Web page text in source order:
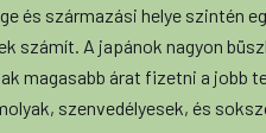
és származási helye szintén
számít. A japánok nagyon
magasabb árat fizetni a jobb
szenvedélyesek, és